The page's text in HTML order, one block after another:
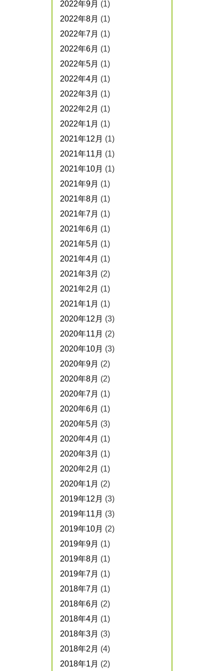
2022年9月 (1)
2022年8月 (1)
2022年7月 (1)
2022年6月 (1)
2022年5月 (1)
2022年4月 (1)
2022年3月 (1)
2022年2月 (1)
2022年1月 (1)
2021年12月 (1)
2021年11月 (1)
2021年10月 (1)
2021年9月 (1)
2021年8月 (1)
2021年7月 (1)
2021年6月 (1)
2021年5月 (1)
2021年4月 (1)
2021年3月 (2)
2021年2月 (1)
2021年1月 (1)
2020年12月 (3)
2020年11月 (2)
2020年10月 (3)
2020年9月 (2)
2020年8月 (2)
2020年7月 (1)
2020年6月 (1)
2020年5月 (3)
2020年4月 (1)
2020年3月 (1)
2020年2月 (1)
2020年1月 (2)
2019年12月 (3)
2019年11月 (3)
2019年10月 (2)
2019年9月 (1)
2019年8月 (1)
2019年7月 (1)
2018年7月 (1)
2018年6月 (2)
2018年4月 (1)
2018年3月 (3)
2018年2月 (4)
2018年1月 (2)